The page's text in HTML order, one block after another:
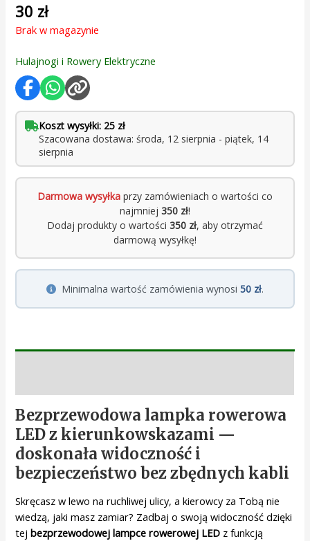
30 zł
Brak w magazynie
Hulajnogi i Rowery Elektryczne
Koszt wysyłki: 25 zł
Szacowana dostawa: środa, 12 sierpnia - piątek, 14
sierpnia
Darmowa wysyłka przy zamówieniach o wartości co
najmniej 350 zł!
Dodaj produkty o wartości 350 zł, aby otrzymać
darmową wysyłkę!
Minimalna wartość zamówienia wynosi 50 zł.
Bezprzewodowa lampka rowerowa
LED z kierunkowskazami —
doskonała widoczność i
bezpieczeństwo bez zbędnych kabli
Skręcasz w lewo na ruchliwej ulicy, a kierowcy za Tobą nie
wiedzą, jaki masz zamiar? Zadbaj o swoją widoczność dzięki
tejbezprzewodowej lampce rowerowej LED z funkcją